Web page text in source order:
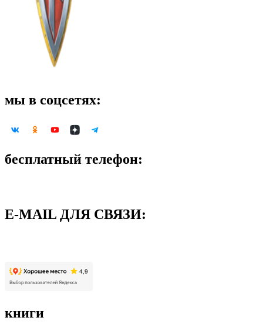
мы в соцсетях:
бесплатный телефон:
E-MAIL ДЛЯ СВЯЗИ:
книги